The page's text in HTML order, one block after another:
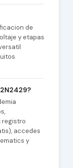
de
y etapas
registro
accedes
y